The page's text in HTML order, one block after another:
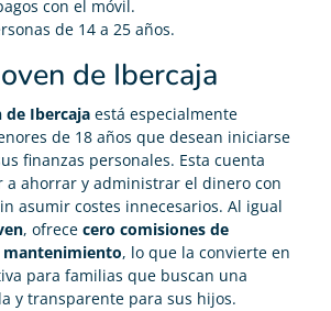
con el móvil.
de 14 a 25 años.
de Ibercaja
de Ibercaja está especialmente
de 18 años que desean iniciarse
finanzas personales. Esta cuenta
a ahorrar y administrar el dinero con
asumir costes innecesarios. Al igual
, ofrece cero comisiones de
, lo que la convierte en
para familias que buscan una
y transparente para sus hijos.